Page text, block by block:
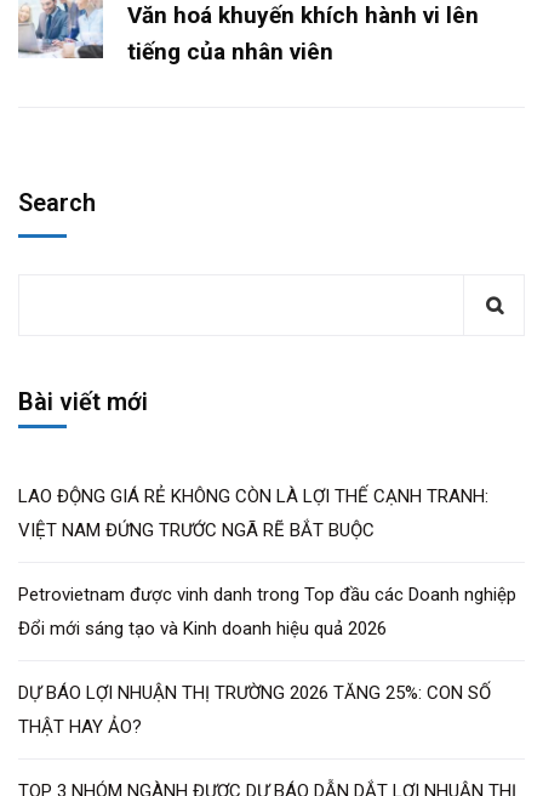
Văn hoá khuyến khích hành vi lên
tiếng của nhân viên
Search
Bài viết mới
LAO ĐỘNG GIÁ RẺ KHÔNG CÒN LÀ LỢI THẾ CẠNH TRANH:
VIỆT NAM ĐỨNG TRƯỚC NGÃ RẼ BẮT BUỘC
Petrovietnam được vinh danh trong Top đầu các Doanh nghiệp
Đổi mới sáng tạo và Kinh doanh hiệu quả 2026
DỰ BÁO LỢI NHUẬN THỊ TRƯỜNG 2026 TĂNG 25%: CON SỐ
THẬT HAY ẢO?
TOP 3 NHÓM NGÀNH ĐƯỢC DỰ BÁO DẪN DẮT LỢI NHUẬN THỊ